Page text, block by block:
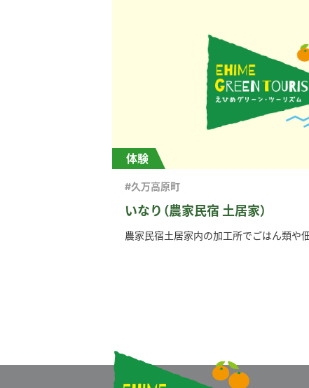
体験
いなり（農家民宿 土居家）
#久万高原町
農家民宿土居家内の加工所でごはん類や